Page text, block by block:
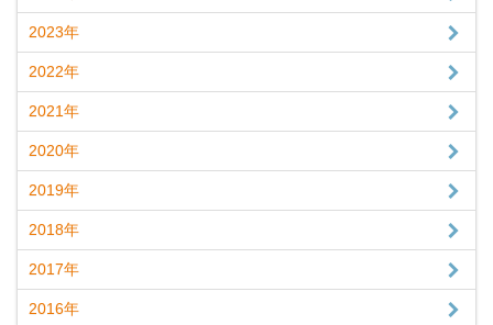
2023年
2022年
2021年
2020年
2019年
2018年
2017年
2016年